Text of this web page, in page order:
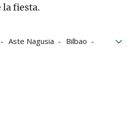
fiesta.
Aste Nagusia
Bilbao